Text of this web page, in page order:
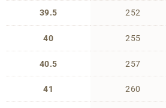
39.5
40
40.5
41
252
255
257
260